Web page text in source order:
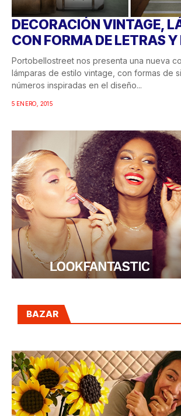
DECORACIÓN VINTAGE,
CON FORMA DE LETRAS
Portobellostreet nos presenta una nueva
lámparas de estilo vintage, con formas de
números inspiradas en el diseño...
5 ENERO, 2015
BAZAR